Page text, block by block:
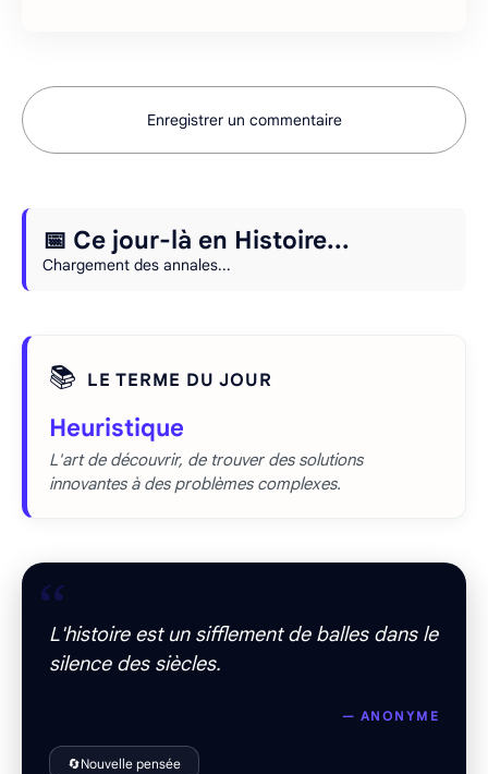
Enregistrer un commentaire
📅 Ce jour-là en Histoire...
Chargement des annales...
📚 LE TERME DU JOUR
Heuristique
L'art de découvrir, de trouver des solutions
innovantes à des problèmes complexes.
“
L'histoire est un sifflement de balles dans le
silence des siècles.
— ANONYME
🔄Nouvelle pensée